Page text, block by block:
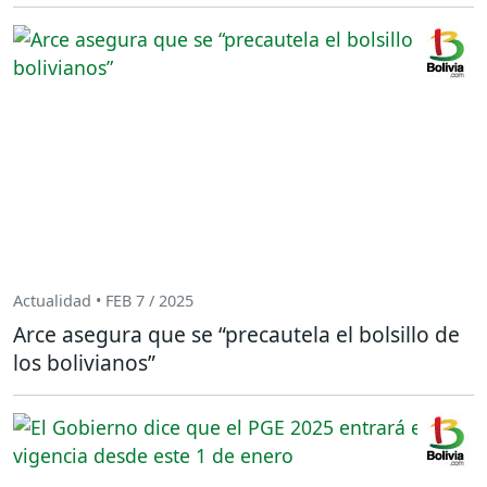
Actualidad • FEB 7 / 2025
Arce asegura que se “precautela el bolsillo de
los bolivianos”